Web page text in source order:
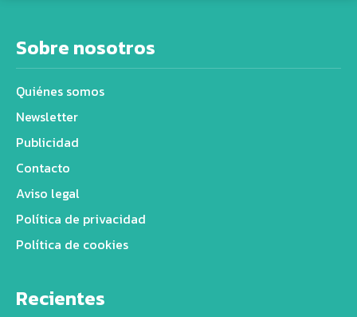
Sobre nosotros
Quiénes somos
Newsletter
Publicidad
Contacto
Aviso legal
Política de privacidad
Política de cookies
Recientes